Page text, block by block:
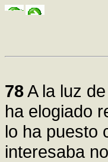
78A la luz
ha elogiado
lo ha puesto
interesaba